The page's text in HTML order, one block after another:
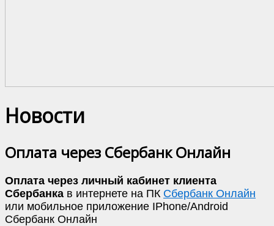
Новости
Оплата через Сбербанк Онлайн
Оплата через личный кабинет клиента
Сбербанка в интернете на ПК Сбербанк Онлайн
или мобильное приложение IPhone/Android
Сбербанк Онлайн